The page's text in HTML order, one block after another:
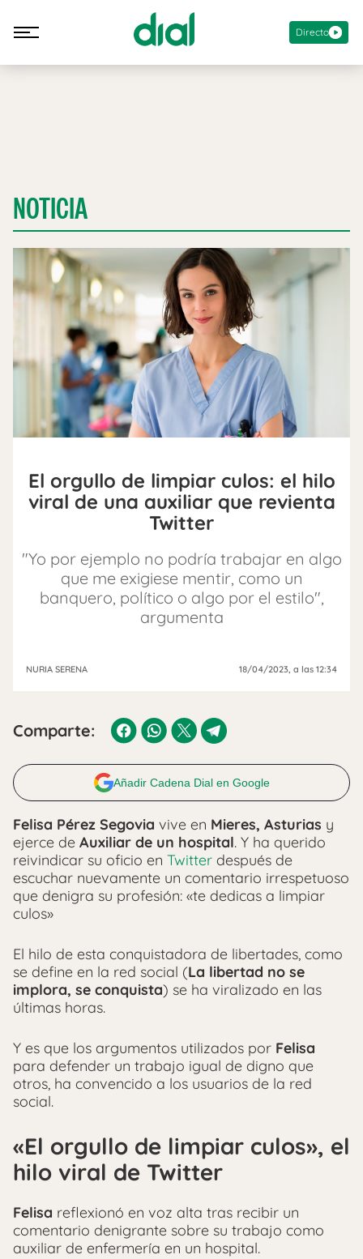
Directo
NOTICIA
El orgullo de limpiar culos: el hilo
viral de una auxiliar que revienta
Twitter
"Yo por ejemplo no podría trabajar en algo
que me exigiese mentir, como un
banquero, político o algo por el estilo",
argumenta
NURIA SERENA 18/04/2023, a las 12:34
Comparte:
Añadir Cadena Dial en Google
Felisa Pérez Segovia vive en Mieres, Asturias y
ejerce de Auxiliar de un hospital. Y ha querido
reivindicar su oficio en Twitter después de
escuchar nuevamente un comentario irrespetuoso
que denigra su profesión: «te dedicas a limpiar
culos»
El hilo de esta conquistadora de libertades, como
se define en la red social (La libertad no se
implora, se conquista) se ha viralizado en las
últimas horas.
Y es que los argumentos utilizados por Felisa
para defender un trabajo igual de digno que
otros, ha convencido a los usuarios de la red
social.
«El orgullo de limpiar culos», el
hilo viral de Twitter
Felisa reflexionó en voz alta tras recibir un
comentario denigrante sobre su trabajo como
auxiliar de enfermería en un hospital.